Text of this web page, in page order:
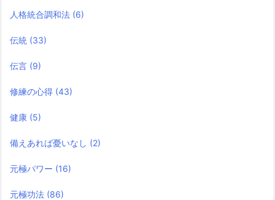
人格統合調和法 (6)
伝統 (33)
伝言 (9)
修練の心得 (43)
健康 (5)
備えあれば憂いなし (2)
元極パワー (16)
元極功法 (86)